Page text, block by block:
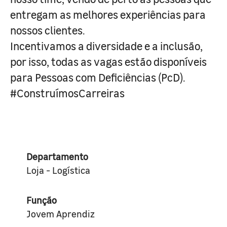
entregam as melhores experiências para
nossos clientes.
Incentivamos a diversidade e a inclusão,
por isso, todas as vagas estão disponíveis
para Pessoas com Deficiências (PcD).
#ConstruímosCarreiras
Departamento
Loja - Logística
Função
Jovem Aprendiz